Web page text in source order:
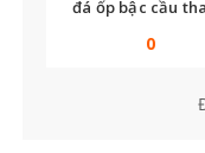
đá ốp bậc cầu
0